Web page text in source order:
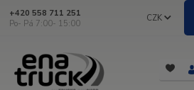
CZK
+420 558 711 251
Po- Pá 7:00- 15:00